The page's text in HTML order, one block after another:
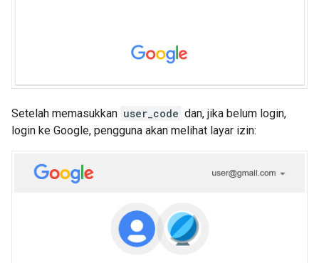
Setelah memasukkan user_code dan, jika belum login,
login ke Google, pengguna akan melihat layar izin: